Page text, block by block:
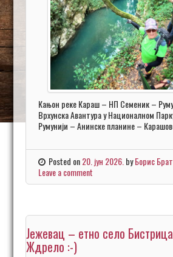
Кањон реке Караш – НП Семеник –
Врхунска Авантура у Националном
Румунији – Анинске планине –
Posted on20. јун 2026.byБорис
Leave a comment
Јежевац – етно село
Ждрело :-)